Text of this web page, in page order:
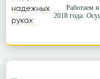
Работаем
2018 года.